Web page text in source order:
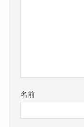
名前